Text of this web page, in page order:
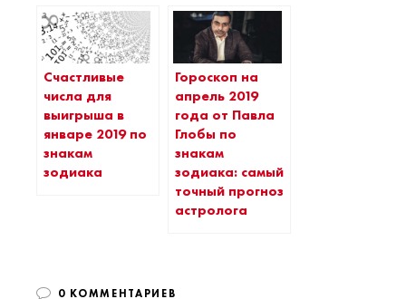
Счастливые
числа для
выигрыша в
январе 2019 по
знакам
зодиака
Гороскоп на
апрель 2019
года от Павла
Глобы по
знакам
зодиака: самый
точный прогноз
астролога
0 КОММЕНТАРИЕВ